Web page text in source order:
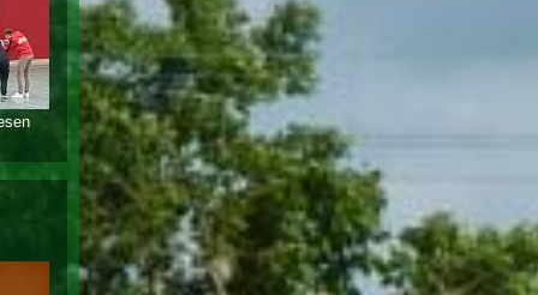
über u-19 sieger
beim sparkassen
hallenmastersfinale
in obernkirchen